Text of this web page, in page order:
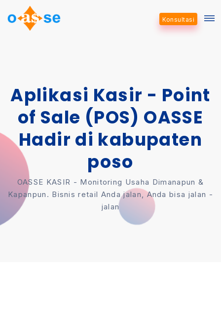
Konsultasi
Aplikasi Kasir - Point
of Sale (POS) OASSE
Hadir di kabupaten
poso
OASSE KASIR - Monitoring Usaha Dimanapun &
Kapanpun. Bisnis retail Anda jalan, Anda bisa jalan -
jalan